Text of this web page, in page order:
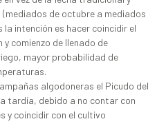
de octubre a mediados
intención es hacer coincidir el
comienzo de llenado de
mayor probabilidad de
algodoneras el Picudo del
tardía, debido a no contar con
y coincidir con el cultivo